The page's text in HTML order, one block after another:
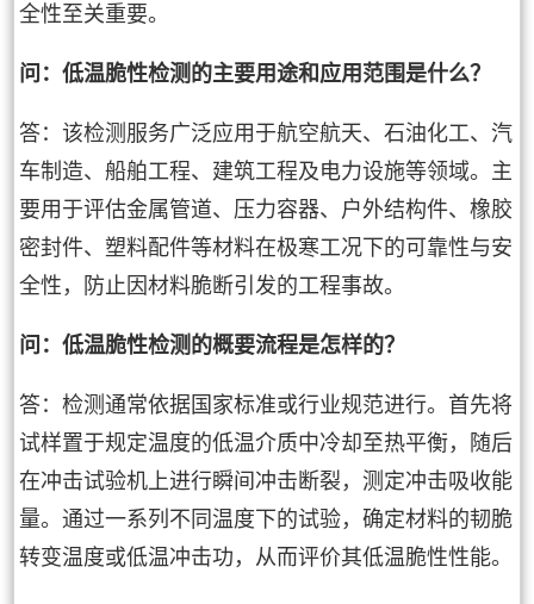
全性至关重要。
问：低温脆性检测的主要用途和应用范围是什么？
答：该检测服务广泛应用于航空航天、石油化工、汽
车制造、船舶工程、建筑工程及电力设施等领域。主
要用于评估金属管道、压力容器、户外结构件、橡胶
密封件、塑料配件等材料在极寒工况下的可靠性与安
全性，防止因材料脆断引发的工程事故。
问：低温脆性检测的概要流程是怎样的？
答：检测通常依据国家标准或行业规范进行。首先将
试样置于规定温度的低温介质中冷却至热平衡，随后
在冲击试验机上进行瞬间冲击断裂，测定冲击吸收能
量。通过一系列不同温度下的试验，确定材料的韧脆
转变温度或低温冲击功，从而评价其低温脆性性能。